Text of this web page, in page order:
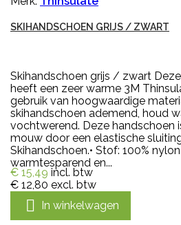
SKIHANDSCHOEN GRIJS / ZWART
Skihandschoen grijs / zwart
heeft een zeer warme 3M
gebruik van hoogwaardige
skihandschoen ademend, houd
vochtwerend. Deze handschoen
mouw door een elastische
Skihandschoen.• Stof: 100%
warmtesparend en...
€ 15,49 incl. btw
€ 12,80 excl. btw
 In winkelwagen